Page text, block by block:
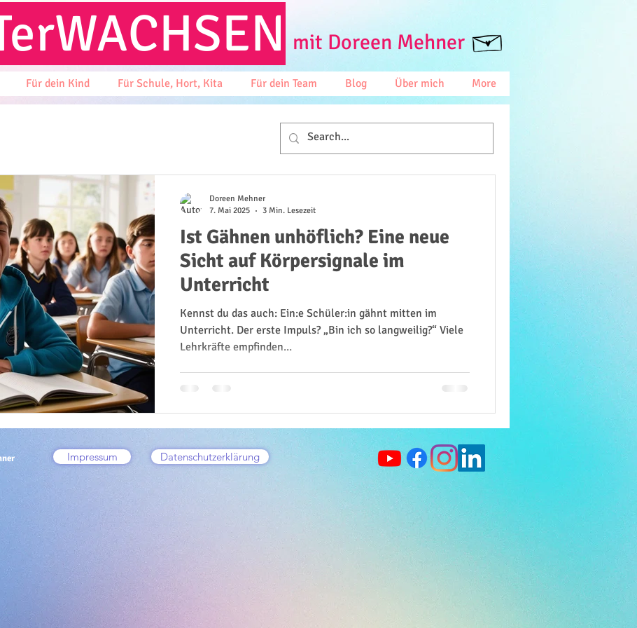
erWACHSEN mit Doreen Mehner
Für dein Kind Für Schule, Hort, Kita Für dein Team Blog Über mich More
Ist Gähnen unhöflich? Eine neue
Sicht auf Körpersignale im
Unterricht
Kennst du das auch: Ein:e Schüler:in gähnt mitten im
Unterricht. Der erste Impuls? „Bin ich so langweilig?“ Viele
Lehrkräfte empfinden...
Doreen Mehner
7. Mai 2025
3 Min. Lesezeit
Impressum Datenschutzerklärung